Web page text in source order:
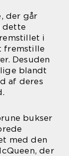
der går
dette
i
fremstille
Desuden
blandt
af deres
bukser
med den
der